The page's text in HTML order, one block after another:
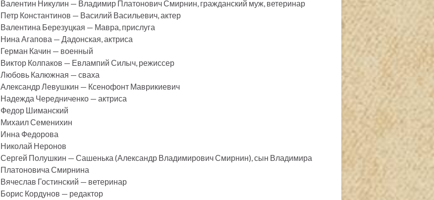
Валентин Никулин — Владимир Платонович Смирнин, гражданский муж, ветеринар
Петр Константинов — Василий Васильевич, актер
Валентина Березуцкая — Мавра, прислуга
Нина Агапова — Дадонская, актриса
Герман Качин — военный
Виктор Колпаков — Евлампий Силыч, режиссер
Любовь Калюжная — сваха
Александр Левушкин — Ксенофонт Маврикиевич
Надежда Чередниченко — актриса
Федор Шиманский
Михаил Семенихин
Инна Федорова
Николай Неронов
Сергей Полушкин — Сашенька (Александр Владимирович Смирнин), сын Владимира
Платоновича Смирнина
Вячеслав Гостинский — ветеринар
Борис Кордунов — редактор